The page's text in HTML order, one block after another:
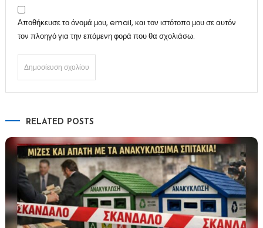
Αποθήκευσε το όνομά μου, email, και τον ιστότοπο μου σε αυτόν
τον πλοηγό για την επόμενη φορά που θα σχολιάσω.
RELATED POSTS